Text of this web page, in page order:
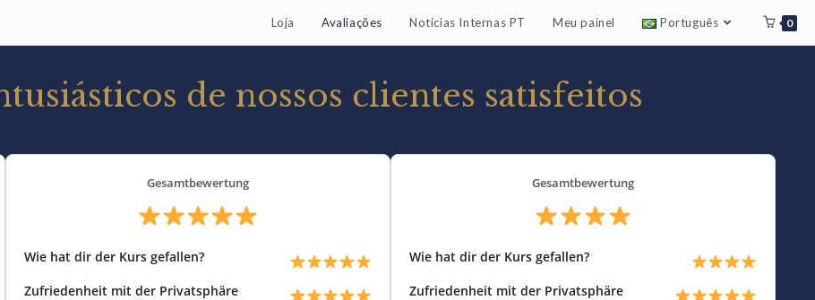
Loja Avaliações Notícias Internas PT Meu painel Português 0
de nossos clientes satisfeitos
Gesamtbewertung
Wie hat dir der Kurs gefallen?
Zufriedenheit mit der Privatsphäre
Gesamtbewertung
Wie hat dir der Kurs gefallen?
Zufriedenheit mit der Privatsphäre